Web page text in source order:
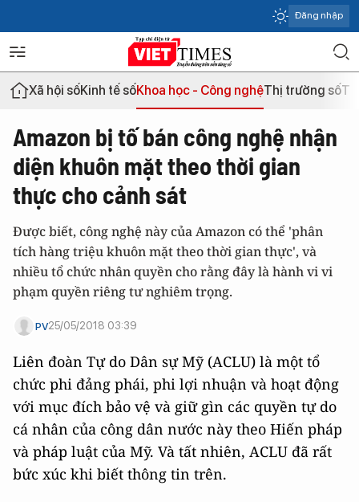
Đăng nhập
Xã hội sốKinh tế sốKhoa học - Công nghệThị trường số
Amazon bị tố bán công nghệ nhận
diện khuôn mặt theo thời gian
thực cho cảnh sát
Được biết, công nghệ này của Amazon có thể 'phân
tích hàng triệu khuôn mặt theo thời gian thực', và
nhiều tổ chức nhân quyền cho rằng đây là hành vi vi
phạm quyền riêng tư nghiêm trọng.
PV25/05/2018 03:39
Liên đoàn Tự do Dân sự Mỹ (ACLU) là một tổ
chức phi đảng phái, phi lợi nhuận và hoạt động
với mục đích bảo vệ và giữ gìn các quyền tự do
cá nhân của công dân nước này theo Hiến pháp
và pháp luật của Mỹ. Và tất nhiên, ACLU đã rất
bức xúc khi biết thông tin trên.